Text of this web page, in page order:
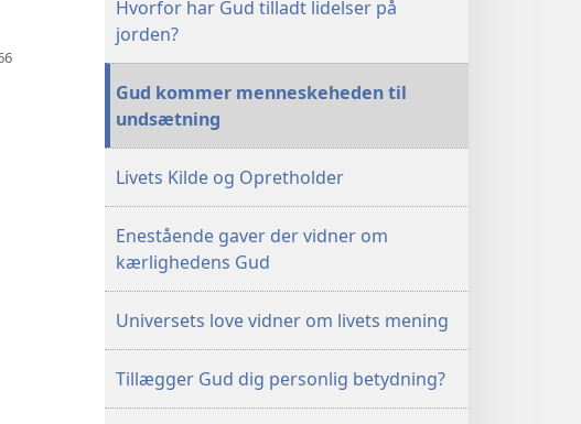
Hvorfor har Gud tilladt lidelser på
jorden?
Gud kommer menneskeheden til
undsætning
Livets Kilde og Opretholder
Enestående gaver der vidner om
kærlighedens Gud
Universets love vidner om livets mening
Tillægger Gud dig personlig betydning?